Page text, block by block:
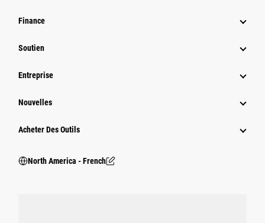
Finance
Soutien
Entreprise
Nouvelles
Acheter Des Outils
North America - French